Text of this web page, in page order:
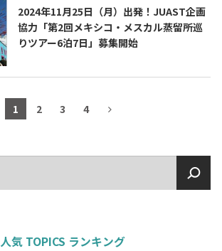
2024年11月25日（月）出発！JUAST企画
協力「第2回メキシコ・メスカル蒸留所巡
りツアー6泊7日」募集開始
1 2 3 4
人気 TOPICS ランキング